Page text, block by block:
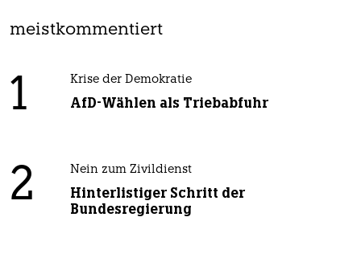
meistkommentiert
1 Krise der Demokratie
AfD-Wählen als Triebabfuhr
2 Nein zum Zivildienst
Hinterlistiger Schritt der
Bundesregierung